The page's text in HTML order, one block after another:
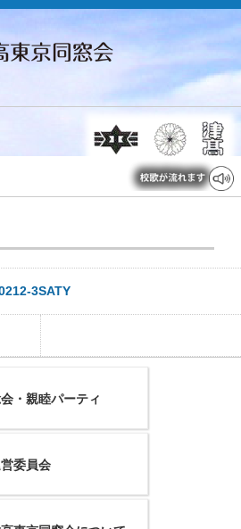
3SATY
・親睦パーティ
委員会